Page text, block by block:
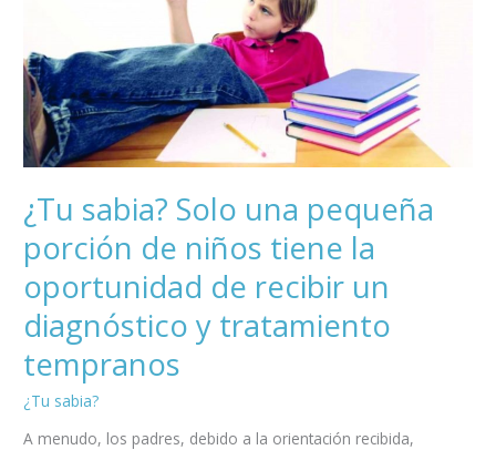
¿Tu sabia? Solo una pequeña
porción de niños tiene la
oportunidad de recibir un
diagnóstico y tratamiento
tempranos
¿Tu sabia?
A menudo, los padres, debido a la orientación recibida,
porción
de
niños
tiene
la
oportunidad
recibir
un
diagnóstico
y
tratamiento
tempranos